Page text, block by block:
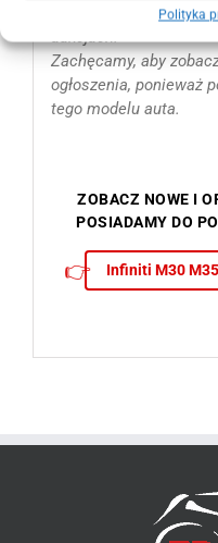
Polityka
zderzaka wystawione
aukcjach.
Zachęcamy, aby
ogłoszenia, ponieważ
tego modelu auta.
ZOBACZ NOWE I
POSIADAMY DO
👉 Infiniti M30